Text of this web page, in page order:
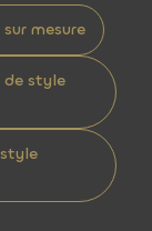
mesure
de style